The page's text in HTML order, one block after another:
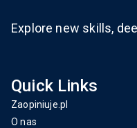
Explore new skills,
Quick Links
Zaopiniuje.pl
O nas